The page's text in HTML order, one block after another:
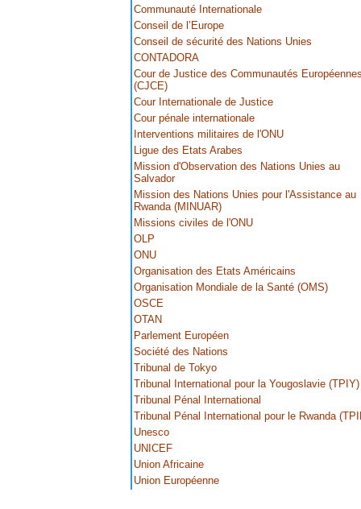
Communauté Internationale
Conseil de l’Europe
Conseil de sécurité des Nations Unies
CONTADORA
Cour de Justice des Communautés
(CJCE)
Cour Internationale de Justice
Cour pénale internationale
Interventions militaires de l'ONU
Ligue des Etats Arabes
Mission d'Observation des Nations Unies au
Salvador
Mission des Nations Unies pour l'Assistance au
Rwanda (MINUAR)
Missions civiles de l'ONU
OLP
ONU
Organisation des Etats Américains
Organisation Mondiale de la Santé (OMS)
OSCE
OTAN
Parlement Européen
Société des Nations
Tribunal de Tokyo
Tribunal International pour la Yougoslavie (TPIY)
Tribunal Pénal International
Tribunal Pénal International pour le Rwanda
Unesco
UNICEF
Union Africaine
Union Européenne